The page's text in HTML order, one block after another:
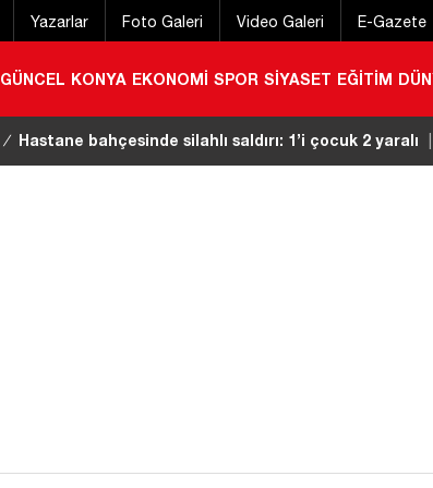
Yazarlar Foto Galeri Video Galeri E-Gazete
GÜNCEL KONYA EKONOMİ SPOR SİYASET EĞİTİM
/ “U’’ dönüşü yapmak isteyen otomobile 2 motosiklet